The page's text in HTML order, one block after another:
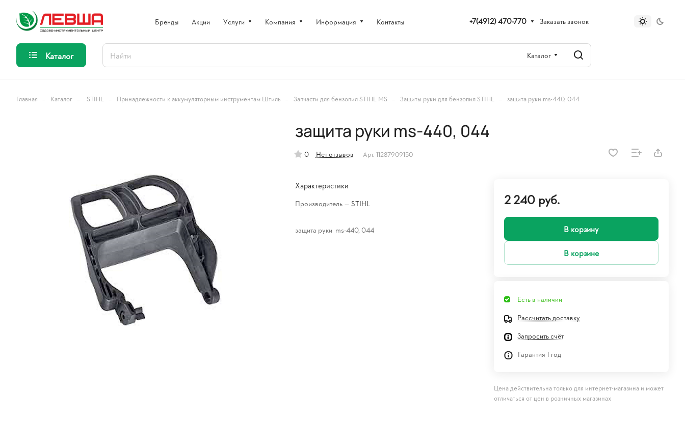
Бренды Акции Услуги Компания Информация Контакты +7(4912) 470-770 Заказать звонок
Каталог Каталог
Главная – Каталог – STIHL – Принадлежности к аккумуляторным инструментам Штиль – Запчасти для бензопил STIHL MS – Защиты руки для бензопил STIHL – защита руки ms-440, 044
защита руки ms-440, 044
0 Нет отзывов Арт. 11287909150
Характеристики
Производитель — STIHL
защита руки ms-440, 044
2 240 руб.
В корзину
В корзине
Есть в наличии
Рассчитать доставку
Запросить счёт
Гарантия 1 год
Цена действительна только для интернет-магазина и может
отличаться от цен в розничных магазинах